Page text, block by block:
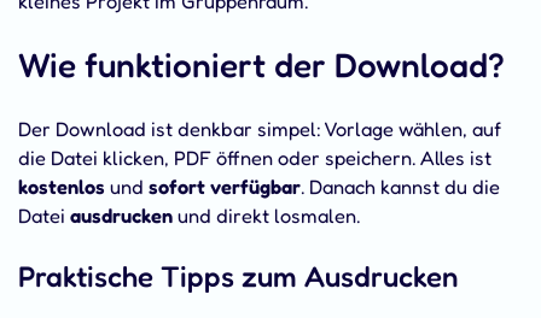
Wie funktioniert der Download?
Der Download ist denkbar simpel: Vorlage wählen, auf
die Datei klicken, PDF öffnen oder speichern. Alles ist
kostenlos und sofort verfügbar. Danach kannst du die
Datei ausdrucken und direkt losmalen.
Praktische Tipps zum Ausdrucken